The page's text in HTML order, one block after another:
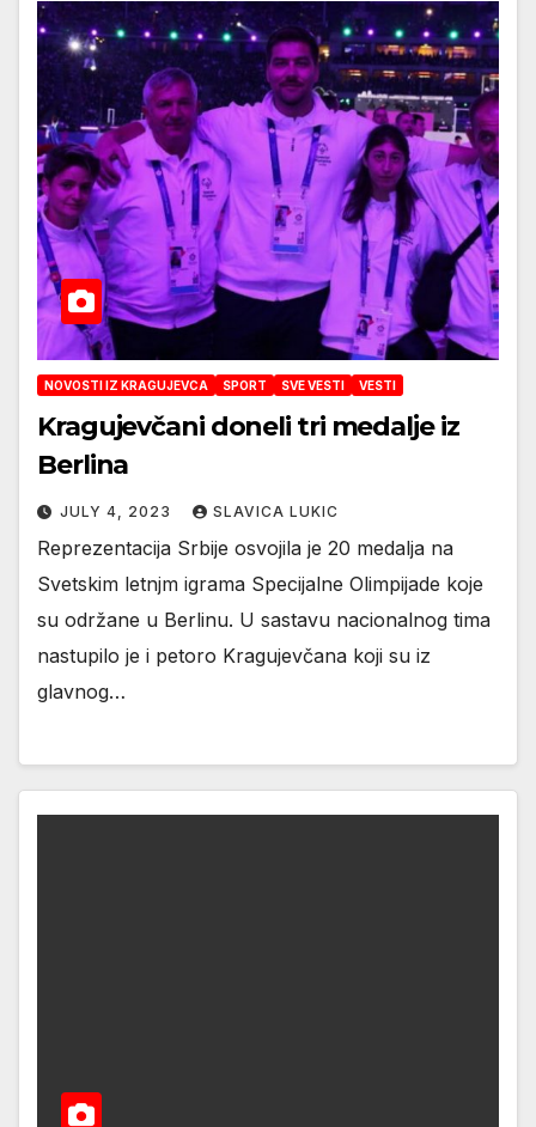
NOVOSTI IZ KRAGUJEVCA SPORT SVE VESTI VESTI
Kragujevčani doneli tri medalje iz
Berlina
JULY 4, 2023 SLAVICA LUKIC
Reprezentacija Srbije osvojila je 20 medalja na
Svetskim letnjm igrama Specijalne Olimpijade koje
su održane u Berlinu. U sastavu nacionalnog tima
nastupilo je i petoro Kragujevčana koji su iz
glavnog…